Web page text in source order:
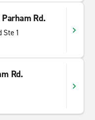
Rd.
Ste 1
Rd.